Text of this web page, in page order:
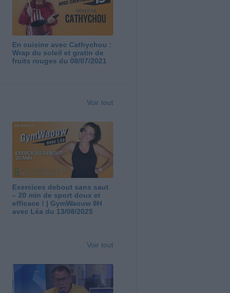
En cuisine avec Cathychou :
Wrap du soleil et gratin de
fruits rouges du 08/07/2021
Voir tout
Exercices debout sans saut
– 20 min de sport doux et
efficace ! | GymWaouw 8H
avec Léa du 13/08/2025
Voir tout